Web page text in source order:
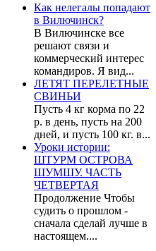
Как нелегалы попадают
в Вилючинск?
В Вилючинске все
решают связи и
коммерческий интерес
командиров. Я вид...
ЛЕТЯТ ПЕРЕЛЕТНЫЕ
СВИНЬИ
Пусть 4 кг корма по 22
р. в день, пусть на 200
дней, и пусть 100 кг. в...
Уроки истории:
ШТУРМ ОСТРОВА
ШУМШУ. ЧАСТЬ
ЧЕТВЕРТАЯ
Продолжение Чтобы
судить о прошлом -
сначала сделай лучше в
настоящем....